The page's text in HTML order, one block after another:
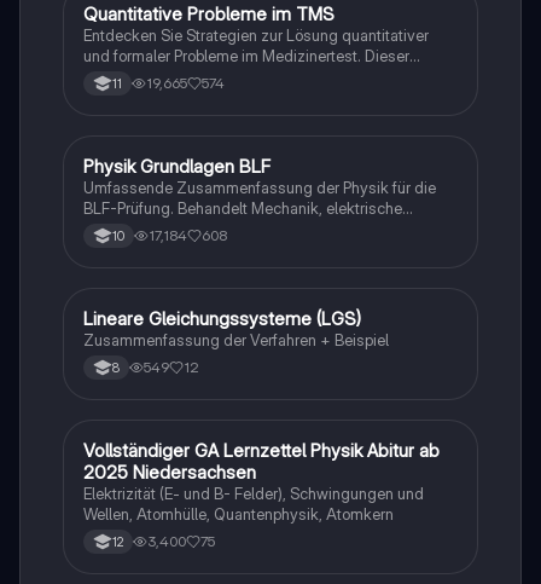
Mathe
Quantitative Probleme im TMS
Entdecken Sie Strategien zur Lösung quantitativer
und formaler Probleme im Medizinertest. Dieser
Leitfaden umfasst wichtige Formeln zur
Prozentrechnung, Umrechnungen von Einheiten und
vorbereiten und ihre mathematischen Fähigkeiten
verbessern möchten.
11 19,665 574
Physik
Physik Grundlagen BLF
Umfassende Zusammenfassung der Physik für die
BLF-Prüfung. Behandelt Mechanik, elektrische
Schaltungen, elektromagnetische Induktion, Optik
und mehr. Ideal für Studierende zur Vorbereitung auf
Lichtbrechung.
10 17,184 608
Mathe
Lineare Gleichungssysteme (LGS)
Zusammenfassung der Verfahren + Beispiel
8 549 12
Physik
Vollständiger GA Lernzettel Physik Abitur ab
2025 Niedersachsen
Elektrizität (E- und B- Felder), Schwingungen und
Wellen, Atomhülle, Quantenphysik, Atomkern
12 3,400 75